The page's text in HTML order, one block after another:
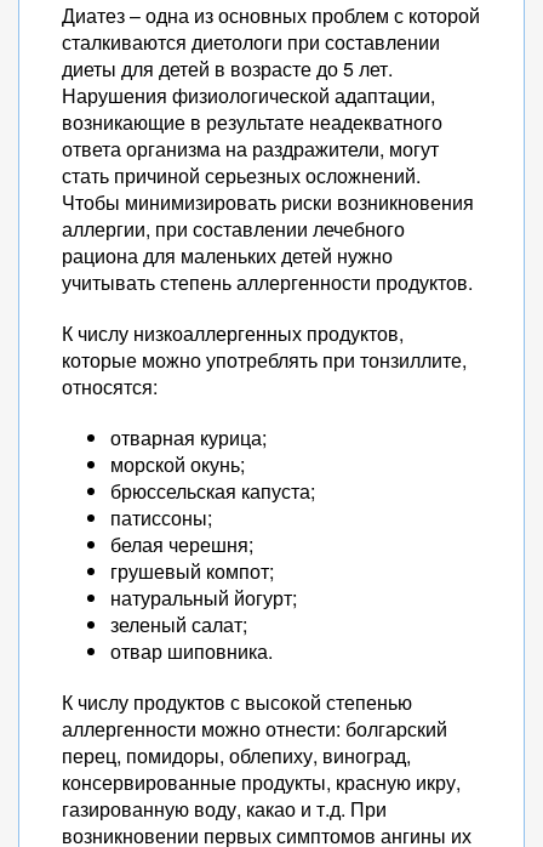
Диатез – одна из основных проблем с которой
сталкиваются диетологи при составлении
диеты для детей в возрасте до 5 лет.
Нарушения физиологической адаптации,
возникающие в результате неадекватного
ответа организма на раздражители, могут
стать причиной серьезных осложнений.
Чтобы минимизировать риски возникновения
аллергии, при составлении лечебного
рациона для маленьких детей нужно
учитывать степень аллергенности продуктов.
К числу низкоаллергенных продуктов,
которые можно употреблять при тонзиллите,
относятся:
отварная курица;
морской окунь;
брюссельская капуста;
патиссоны;
белая черешня;
грушевый компот;
натуральный йогурт;
зеленый салат;
отвар шиповника.
К числу продуктов с высокой степенью
аллергенности можно отнести: болгарский
перец, помидоры, облепиху, виноград,
консервированные продукты, красную икру,
газированную воду, какао и т.д. При
возникновении первых симптомов ангины их